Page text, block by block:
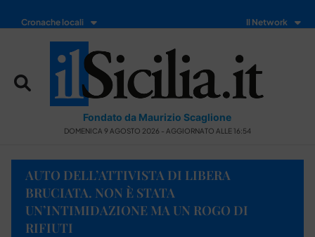
Cronache locali Il Network
Fondato da Maurizio Scaglione
DOMENICA 9 AGOSTO 2026 - AGGIORNATO ALLE 16:54
AUTO DELL’ATTIVISTA DI LIBERA
BRUCIATA. NON È STATA
UN’INTIMIDAZIONE MA UN ROGO DI
RIFIUTI